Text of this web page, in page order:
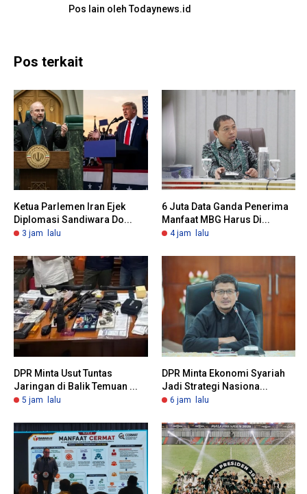
Pos lain oleh Todaynews.id
Pos terkait
Ketua Parlemen Iran Ejek
Diplomasi Sandiwara Do...
3 jam lalu
6 Juta Data Ganda Penerima
Manfaat MBG Harus Di...
4 jam lalu
DPR Minta Usut Tuntas
Jaringan di Balik Temuan ...
5 jam lalu
DPR Minta Ekonomi Syariah
Jadi Strategi Nasiona...
6 jam lalu